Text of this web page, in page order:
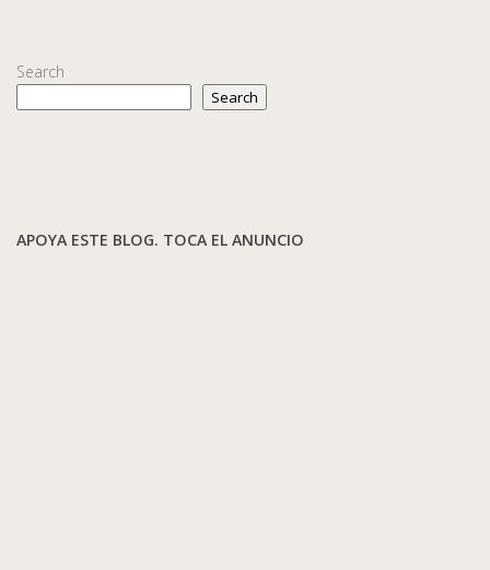
Search
Search
APOYA ESTE BLOG. TOCA EL ANUNCIO